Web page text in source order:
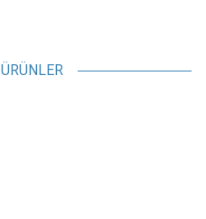
ÜRÜNLER